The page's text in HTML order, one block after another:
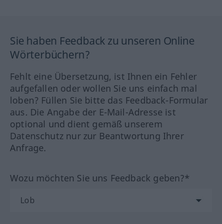
Sie haben Feedback zu unseren Online
Wörterbüchern?
Fehlt eine Übersetzung, ist Ihnen ein Fehler
aufgefallen oder wollen Sie uns einfach mal
loben? Füllen Sie bitte das Feedback-Formular
aus. Die Angabe der E-Mail-Adresse ist
optional und dient gemäß unserem
Datenschutz nur zur Beantwortung Ihrer
Anfrage.
Wozu möchten Sie uns Feedback geben?*